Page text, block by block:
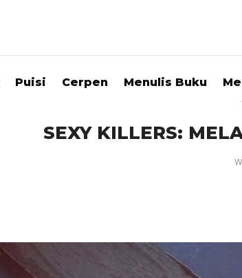
Puisi Cerpen Menulis Buku
SEXY KILLERS: